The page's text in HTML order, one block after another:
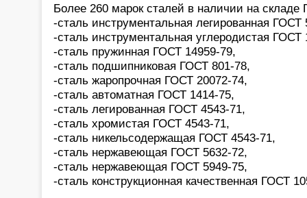
Более 260 марок сталей в наличии на
-сталь инструментальная легированная ГОСТ
-сталь инструментальная углеродистая ГОСТ
-сталь пружинная ГОСТ 14959-79,
-сталь подшипниковая ГОСТ 801-78,
-сталь жаропрочная ГОСТ 20072-74,
-сталь автоматная ГОСТ 1414-75,
-сталь легированная ГОСТ 4543-71,
-сталь хромистая ГОСТ 4543-71,
-сталь никельсодержащая ГОСТ 4543-71,
-сталь нержавеющая ГОСТ 5632-72,
-сталь нержавеющая ГОСТ 5949-75,
-сталь конструкционная качественная ГОСТ